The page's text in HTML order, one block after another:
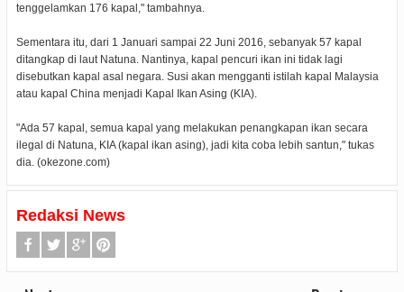
tenggelamkan 176 kapal," tambahnya.
Sementara itu, dari 1 Januari sampai 22 Juni 2016, sebanyak 57 kapal
ditangkap di laut Natuna. Nantinya, kapal pencuri ikan ini tidak lagi
disebutkan kapal asal negara. Susi akan mengganti istilah kapal Malaysia
atau kapal China menjadi Kapal Ikan Asing (KIA).
"Ada 57 kapal, semua kapal yang melakukan penangkapan ikan secara
ilegal di Natuna, KIA (kapal ikan asing), jadi kita coba lebih santun," tukas
dia. (okezone.com)
Redaksi News